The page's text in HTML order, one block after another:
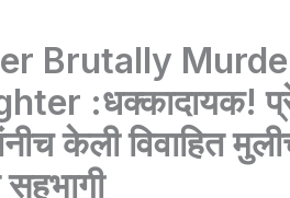
Brutally
:धक्कादायक!
केली विवाहित